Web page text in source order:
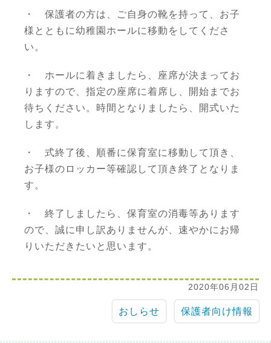
・ 保護者の方は、ご自身の靴を持って、お子
様とともに幼稚園ホールに移動をしてくださ
い。
・ ホールに着きましたら、座席が決まってお
りますので、指定の座席に着席し、開始までお
待ちください。時間となりましたら、開式いた
します。
・ 式終了後、順番に保育室に移動して頂き、
お子様のロッカー等確認して頂き終了となりま
す。
・ 終了しましたら、保育室の消毒等あります
ので、誠に申し訳ありませんが、速やかにお帰
りいただきたいと思います。
2020年06月02日
おしらせ 保護者向け情報